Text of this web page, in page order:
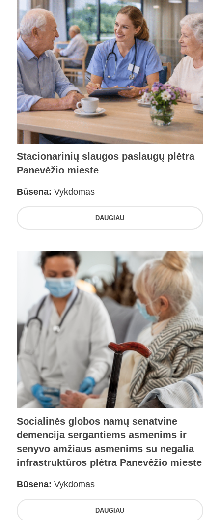
Stacionarinių slaugos paslaugų plėtra
Panevėžio mieste
Būsena: Vykdomas
DAUGIAU
Socialinės globos namų senatvine
demencija sergantiems asmenims ir
senyvo amžiaus asmenims su negalia
infrastruktūros plėtra Panevėžio mieste
Būsena: Vykdomas
DAUGIAU